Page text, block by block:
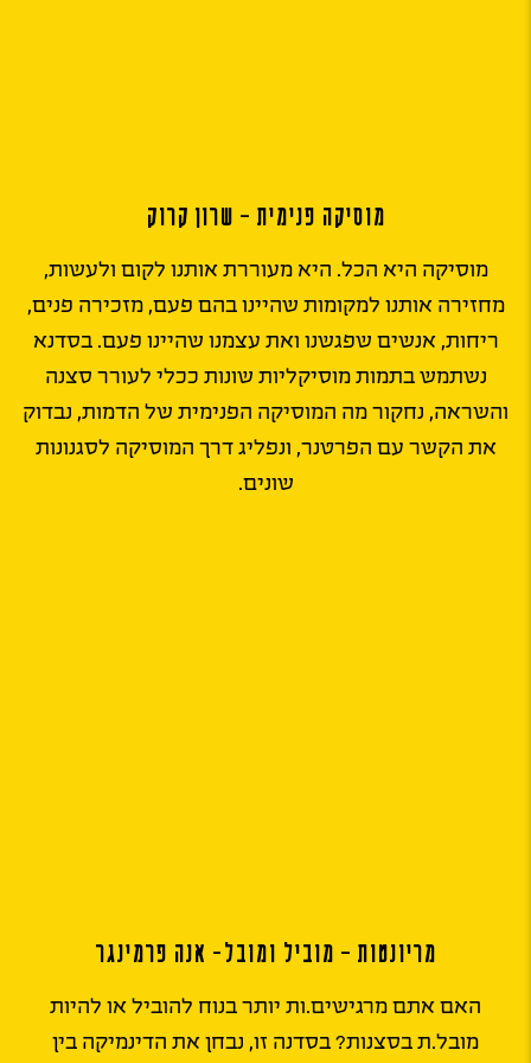
מוסיקה פנימית – שרון קרוק
מוסיקה היא הכל. היא מעוררת אותנו לקום ולעשות,
מחזירה אותנו למקומות שהיינו בהם פעם, מזכירה פנים,
ריחות, אנשים שפגשנו ואת עצמנו שהיינו פעם. בסדנא
נשתמש בתמות מוסיקליות שונות ככלי לעורר סצנה
והשראה, נחקור מה המוסיקה הפנימית של הדמות, נבדוק
את הקשר עם הפרטנר, ונפליג דרך המוסיקה לסגנונות
שונים.
מריונטות – מוביל ומובל- אנה פרמינגר
האם אתם מרגישים.ות יותר בנוח להוביל או להיות
מובל.ת בסצנות? בסדנה זו, נבחן את הדינמיקה בין